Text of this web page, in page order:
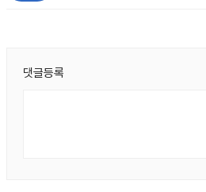
댓글등록